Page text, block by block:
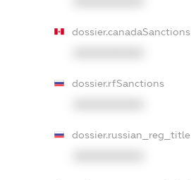
dossier.canadaSanctions
dossier.rfSanctions
dossier.russian_reg_title